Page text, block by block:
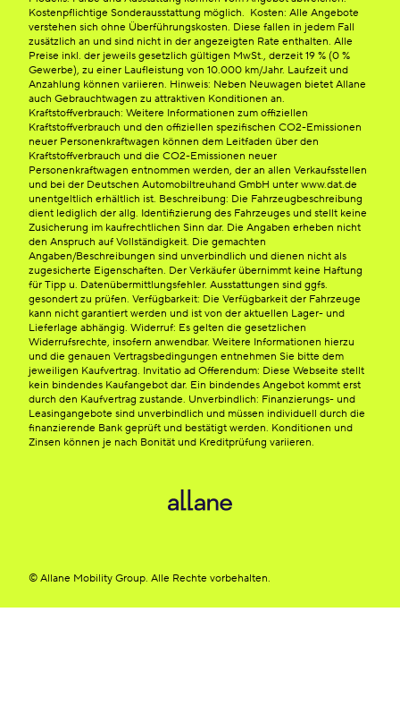
Kostenpflichtige Sonderausstattung möglich. Kosten: Alle Angebote
verstehen sich ohne Überführungskosten. Diese fallen in jedem Fall
zusätzlich an und sind nicht in der angezeigten Rate enthalten. Alle
Preise inkl. der jeweils gesetzlich gültigen MwSt., derzeit 19 % (0 %
Gewerbe), zu einer Laufleistung von 10.000 km/Jahr. Laufzeit und
Anzahlung können variieren. Hinweis: Neben Neuwagen bietet Allane
auch Gebrauchtwagen zu attraktiven Konditionen an.
Kraftstoffverbrauch: Weitere Informationen zum offiziellen
Kraftstoffverbrauch und den offiziellen spezifischen CO2-Emissionen
neuer Personenkraftwagen können dem Leitfaden über den
Kraftstoffverbrauch und die CO2-Emissionen neuer
Personenkraftwagen entnommen werden, der an allen Verkaufsstellen
und bei der Deutschen Automobiltreuhand GmbH unter www.dat.de
unentgeltlich erhältlich ist. Beschreibung: Die Fahrzeugbeschreibung
dient lediglich der allg. Identifizierung des Fahrzeuges und stellt keine
Zusicherung im kaufrechtlichen Sinn dar. Die Angaben erheben nicht
den Anspruch auf Vollständigkeit. Die gemachten
Angaben/Beschreibungen sind unverbindlich und dienen nicht als
zugesicherte Eigenschaften. Der Verkäufer übernimmt keine Haftung
für Tipp u. Datenübermittlungsfehler. Ausstattungen sind ggfs.
gesondert zu prüfen. Verfügbarkeit: Die Verfügbarkeit der Fahrzeuge
kann nicht garantiert werden und ist von der aktuellen Lager- und
Lieferlage abhängig. Widerruf: Es gelten die gesetzlichen
Widerrufsrechte, insofern anwendbar. Weitere Informationen hierzu
und die genauen Vertragsbedingungen entnehmen Sie bitte dem
jeweiligen Kaufvertrag. Invitatio ad Offerendum: Diese Webseite stellt
kein bindendes Kaufangebot dar. Ein bindendes Angebot kommt erst
durch den Kaufvertrag zustande. Unverbindlich: Finanzierungs- und
Leasingangebote sind unverbindlich und müssen individuell durch die
finanzierende Bank geprüft und bestätigt werden. Konditionen und
Zinsen können je nach Bonität und Kreditprüfung variieren.
© Allane Mobility Group. Alle Rechte vorbehalten.